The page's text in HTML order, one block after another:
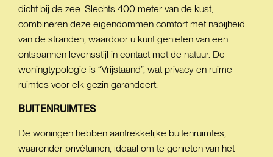
dicht bij de zee. Slechts 400 meter van de kust,
combineren deze eigendommen comfort met nabijheid
van de stranden, waardoor u kunt genieten van een
ontspannen levensstijl in contact met de natuur. De
woningtypologie is “Vrijstaand”, wat privacy en ruime
ruimtes voor elk gezin garandeert.
BUITENRUIMTES
De woningen hebben aantrekkelijke buitenruimtes,
waaronder privétuinen, ideaal om te genieten van het